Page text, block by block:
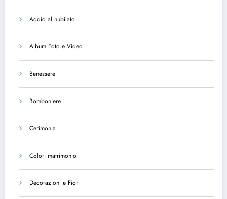
Addio al nubilato
Album Foto e Video
Benessere
Bomboniere
Cerimonia
Colori matrimonio
Decorazioni e Fiori